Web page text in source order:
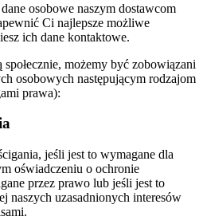
osobowe naszym dostawcom
Ci najlepsze możliwe
ich dane kontaktowe.
możemy być zobowiązani
osobowych następującym rodzajom
prawa):
jeśli jest to wymagane dla
oświadczeniu o ochronie
przez prawo lub jeśli jest to
naszych uzasadnionych interesów